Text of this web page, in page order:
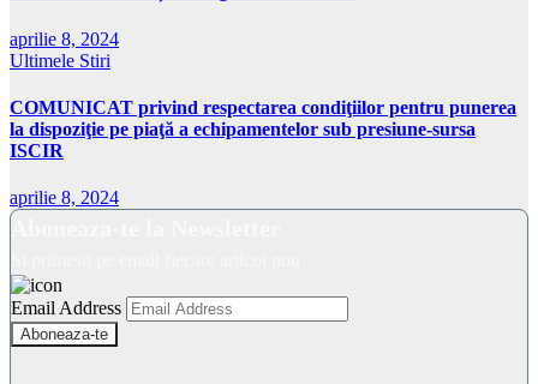
aprilie 8, 2024
Ultimele Stiri
COMUNICAT privind respectarea condiţiilor pentru punerea
la dispoziţie pe piaţă a echipamentelor sub presiune-sursa
ISCIR
aprilie 8, 2024
Email Address